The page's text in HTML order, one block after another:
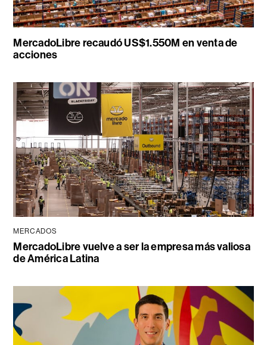
MercadoLibre recaudó US$1.550M en venta de
acciones
MERCADOS
MercadoLibre vuelve a ser la empresa más valiosa
de América Latina